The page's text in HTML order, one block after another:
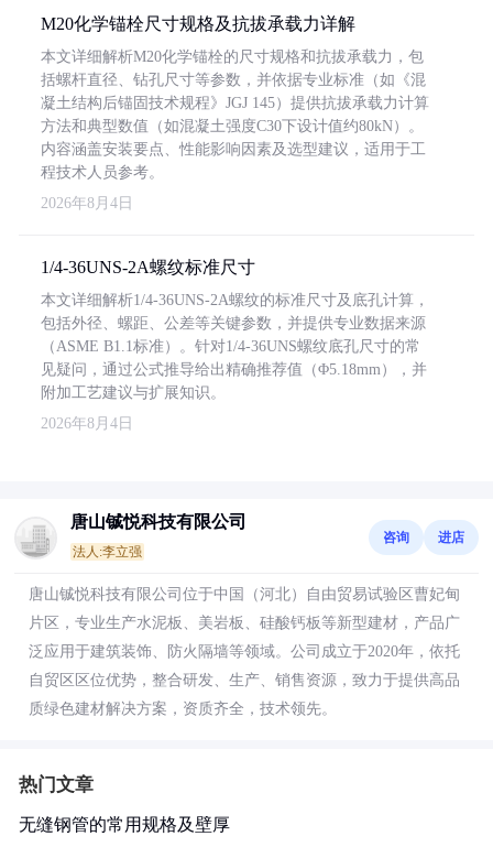
M20化学锚栓尺寸规格及抗拔承载力详解
本文详细解析M20化学锚栓的尺寸规格和抗拔承载力，包
括螺杆直径、钻孔尺寸等参数，并依据专业标准（如《混
凝土结构后锚固技术规程》JGJ 145）提供抗拔承载力计算
方法和典型数值（如混凝土强度C30下设计值约80kN）。
内容涵盖安装要点、性能影响因素及选型建议，适用于工
程技术人员参考。
2026年8月4日
1/4-36UNS-2A螺纹标准尺寸
本文详细解析1/4-36UNS-2A螺纹的标准尺寸及底孔计算，
包括外径、螺距、公差等关键参数，并提供专业数据来源
（ASME B1.1标准）。针对1/4-36UNS螺纹底孔尺寸的常
见疑问，通过公式推导给出精确推荐值（Φ5.18mm），并
附加工艺建议与扩展知识。
2026年8月4日
唐山铖悦科技有限公司
法人:李立强
咨询 进店
唐山铖悦科技有限公司位于中国（河北）自由贸易试验区曹妃甸
片区，专业生产水泥板、美岩板、硅酸钙板等新型建材，产品广
泛应用于建筑装饰、防火隔墙等领域。公司成立于2020年，依托
自贸区区位优势，整合研发、生产、销售资源，致力于提供高品
质绿色建材解决方案，资质齐全，技术领先。
热门文章
无缝钢管的常用规格及壁厚